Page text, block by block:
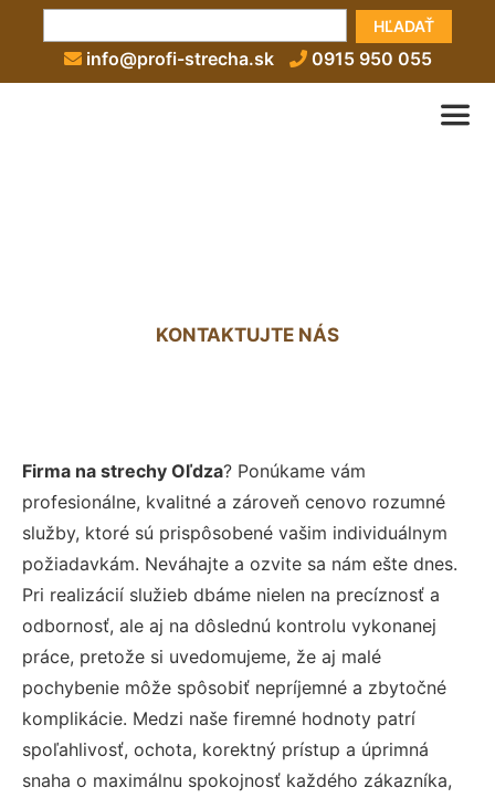
HĽADAŤ
info@profi-strecha.sk 0915 950 055
KONTAKTUJTE NÁS
Firma na strechy Oľdza? Ponúkame vám
profesionálne, kvalitné a zároveň cenovo rozumné
služby, ktoré sú prispôsobené vašim individuálnym
požiadavkám. Neváhajte a ozvite sa nám ešte dnes.
Pri realizácií služieb dbáme nielen na precíznosť a
odbornosť, ale aj na dôslednú kontrolu vykonanej
práce, pretože si uvedomujeme, že aj malé
pochybenie môže spôsobiť nepríjemné a zbytočné
komplikácie. Medzi naše firemné hodnoty patrí
spoľahlivosť, ochota, korektný prístup a úprimná
snaha o maximálnu spokojnosť každého zákazníka,